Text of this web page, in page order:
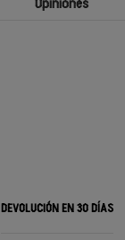
DEVOLUCIÓN EN 30 DÍAS